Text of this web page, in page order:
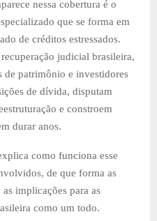
nessa cobertura é o
que se forma em
de créditos estressados.
judicial brasileira,
de patrimônio e investidores
de dívida, disputam
e constroem
durar anos.
como funciona esse
de que forma as
implicações para as
como um todo.